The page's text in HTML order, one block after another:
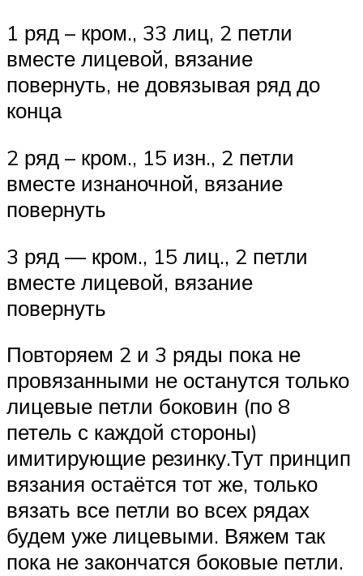
1 ряд – кром., 33 лиц, 2 петли
вместе лицевой, вязание
повернуть, не довязывая ряд до
конца
2 ряд – кром., 15 изн., 2 петли
вместе изнаночной, вязание
повернуть
3 ряд — кром., 15 лиц., 2 петли
вместе лицевой, вязание
повернуть
Повторяем 2 и 3 ряды пока не
провязанными не останутся только
лицевые петли боковин (по 8
петель с каждой стороны)
имитирующие резинку.Тут принцип
вязания остаётся тот же, только
вязать все петли во всех рядах
будем уже лицевыми. Вяжем так
пока не закончатся боковые петли.